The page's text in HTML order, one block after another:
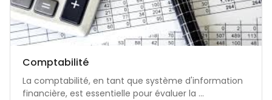
Catégorie de cours
Nom du cours
Comptabilité
Résumé du cours :
La comptabilité, en tant que système d'information
financière, est essentielle pour évaluer la ...